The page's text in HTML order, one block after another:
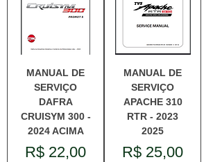
MANUAL DE
SERVIÇO
DAFRA
CRUISYM 300 -
2024 ACIMA
Preço
R$ 22,00
MANUAL DE
SERVIÇO
APACHE 310
RTR - 2023
2025
Preço
R$ 25,00